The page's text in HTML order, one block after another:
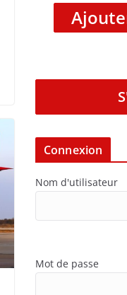
Connexion
Nom d'utilisateur
Mot de passe